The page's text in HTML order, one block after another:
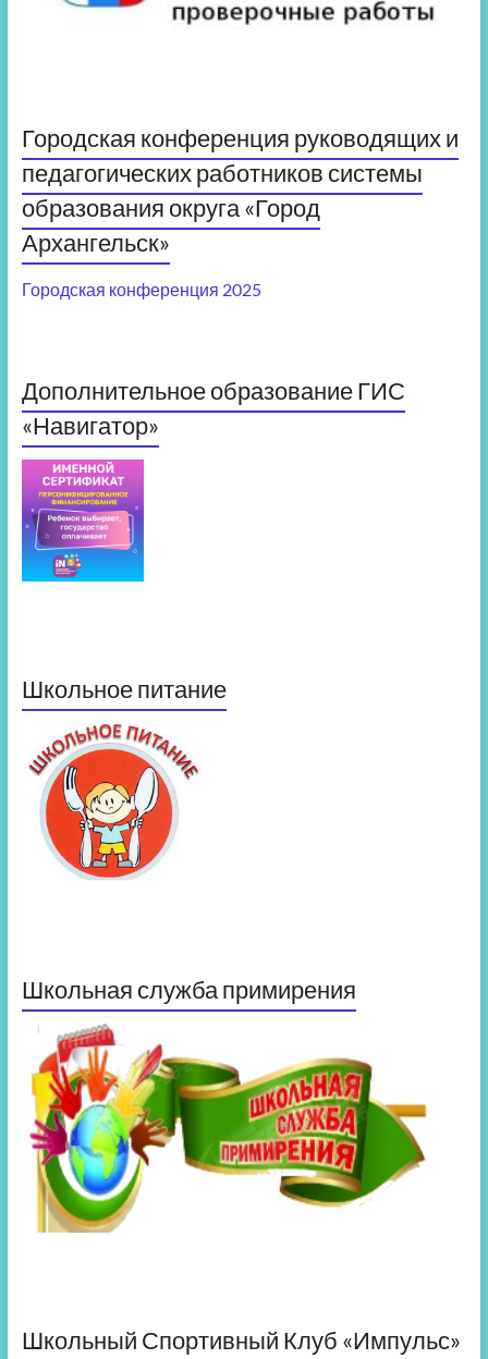
Городская конференция руководящих и
педагогических работников системы
образования округа «Город
Архангельск»
Городская конференция 2025
Дополнительное образование ГИС
«Навигатор»
Школьное питание
Школьная служба примирения
Школьный Спортивный Клуб «Импульс»